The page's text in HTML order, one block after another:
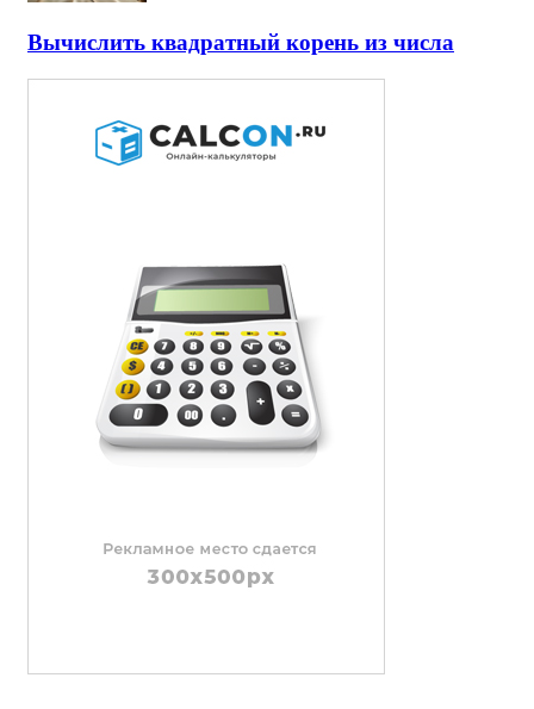
Вычислить квадратный корень из числа